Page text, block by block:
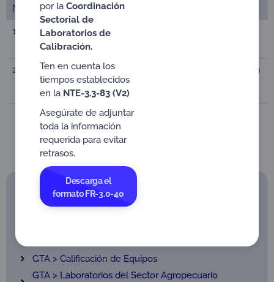
GruposTécnicos
Asesores GTA
GTA > Calificación de Equipos
GTA > Laboratorios del Sector Agropecuario
No. Actividad
1
Conformación de Grupo Técnico
Asesor
2
Acta No. 3 de 2021 – Cierre oficial
GTA
2021-03-19
Ir a LCL
por la Coordinación
Sectorial de
Laboratorios de
Calibración.
Ten en cuenta los
tiempos establecidos
en la NTE-3.3-83 (V2)
Asegúrate de adjuntar
toda la información
requerida para evitar
retrasos.
Descarga el
formato FR-3.0-40